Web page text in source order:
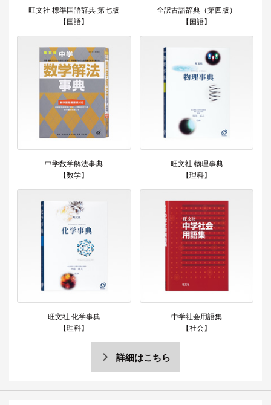
旺文社 標準国語辞典 第七版
【国語】
全訳古語辞典（第四版）
【国語】
中学数学解法事典
【数学】
旺文社 物理事典
【理科】
旺文社 化学事典
【理科】
中学社会用語集
【社会】
詳細はこちら